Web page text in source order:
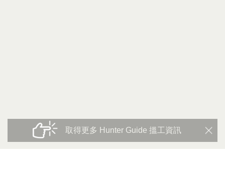
更多筍工
取得更多 Hunter Guide 搵工資訊